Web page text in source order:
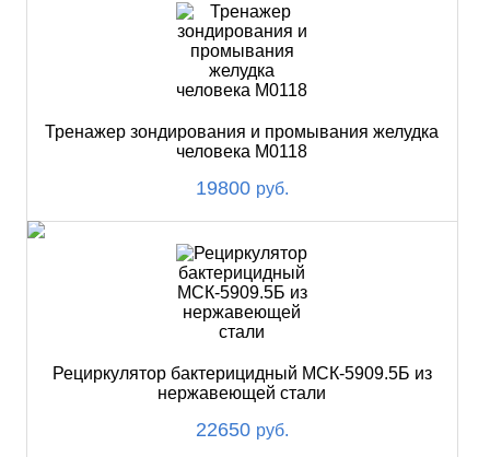
Тренажер зондирования и промывания желудка
человека М0118
19800 руб.
Рециркулятор бактерицидный МСК-5909.5Б из
нержавеющей стали
22650 руб.